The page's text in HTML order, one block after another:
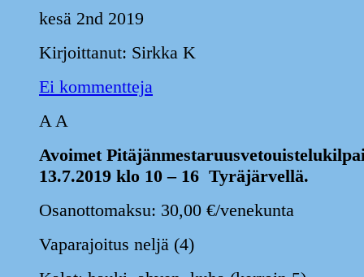
kesä 2nd 2019
Kirjoittanut: Sirkka K
Ei kommentteja
A A
Avoimet
13.7.2019 klo 10 – 16 Tyräjärvellä.
Osanottomaksu: 30,00 €/venekunta
Vaparajoitus neljä (4)